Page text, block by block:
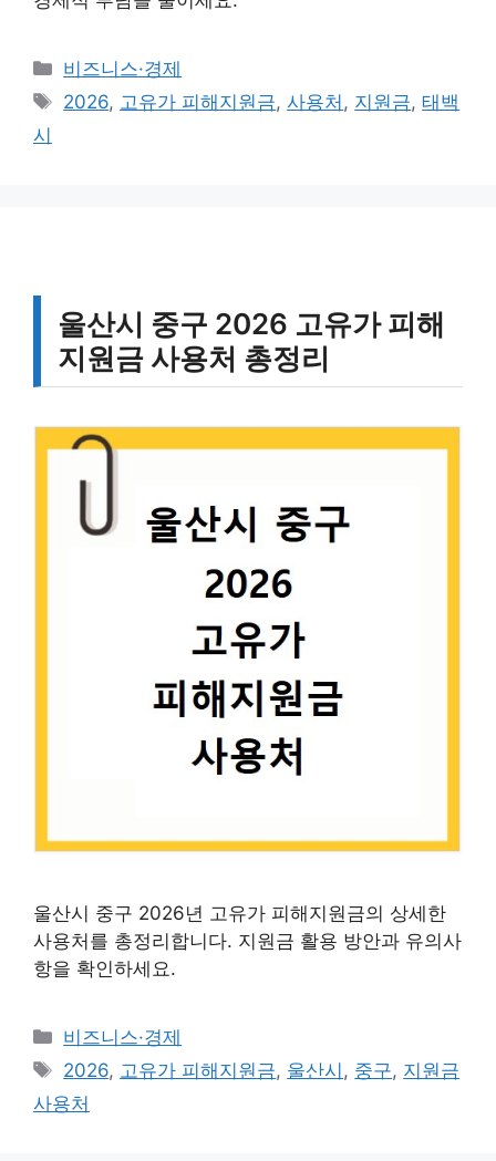
카
테
비즈니스·경제
태
2026, 고유가 피해지원금,사용처 , 지원금,태백
시
울산시 중구 2026 고유가 피해
지원금 사용처 총정리
울산시 중구 2026년 고유가 피해지원금의 상세한
사용처를 총정리합니다. 지원금 활용 방안과 유의사
항을 확인하세요.
카
테
리
비즈니스·경제
태
그
2026, 고유가 피해지원금, 울산시 , 중구, 지원금
사용처